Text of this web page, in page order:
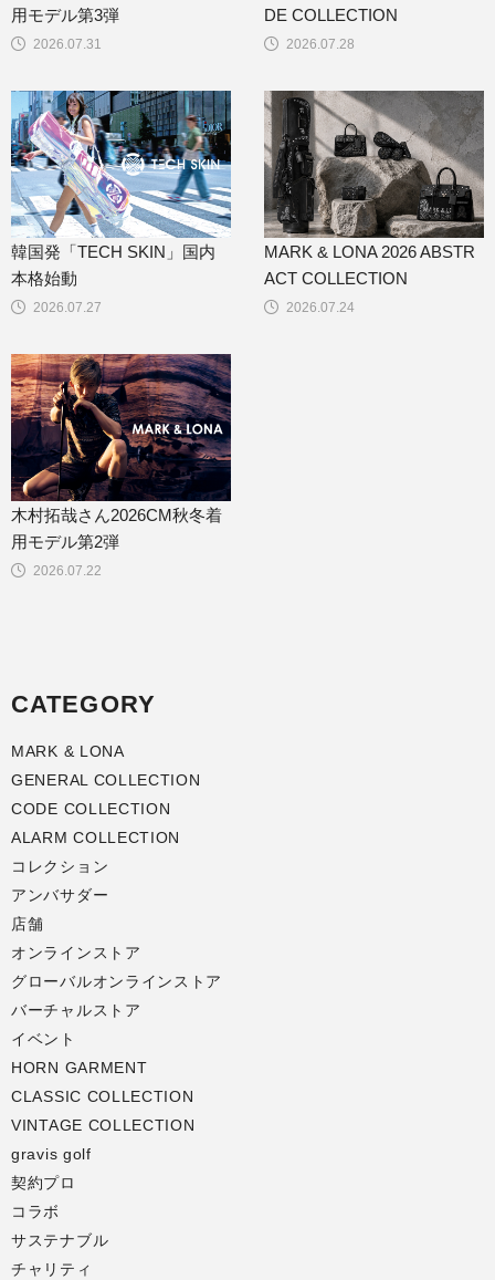
2026.07.31
用モデル第3弾
2026.07.28
DE COLLECTION
2026.07.27
韓国発「TECH SKIN」国内
本格始動
2026.07.24
MARK & LONA 2026 ABSTR
ACT COLLECTION
2026.07.22
木村拓哉さん2026CM秋冬着
用モデル第2弾
CATEGORY
MARK & LONA
GENERAL COLLECTION
CODE COLLECTION
ALARM COLLECTION
コレクション
アンバサダー
店舗
オンラインストア
グローバルオンラインストア
バーチャルストア
イベント
HORN GARMENT
CLASSIC COLLECTION
VINTAGE COLLECTION
gravis golf
契約プロ
コラボ
サステナブル
チャリティ